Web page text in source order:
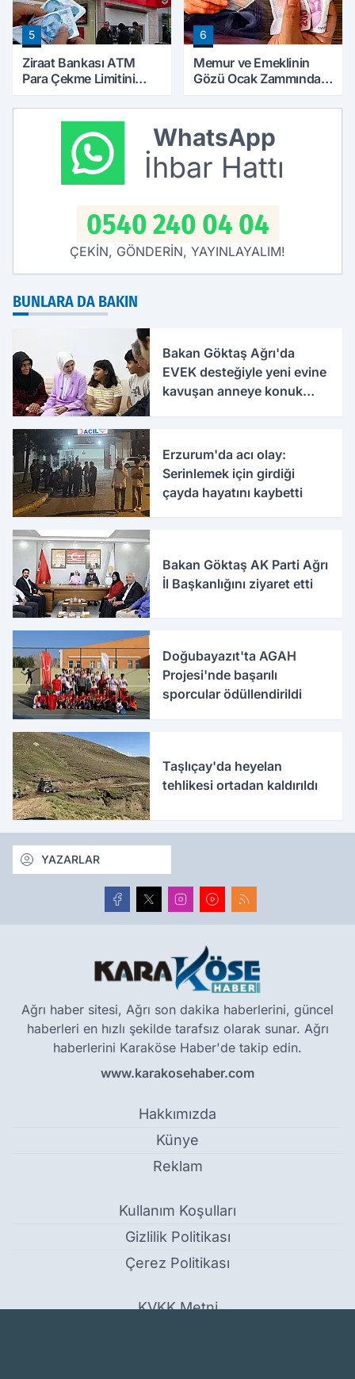
5
Ziraat Bankası ATM
Para Çekme Limitini
Limit 30 Bin TL Oldu
6
Memur ve Emeklinin
Gözü Ocak Zammında:
Olmaya Başladı
WhatsApp
İhbar Hattı
0540 240 04 04
ÇEKİN, GÖNDERİN, YAYINLAYALIM!
BUNLARA DA BAKIN
Bakan Göktaş Ağrı'da
EVEK desteğiyle yeni evine
kavuşan anneye konuk
Erzurum'da acı olay:
Serinlemek için girdiği
çayda hayatını kaybetti
Bakan Göktaş AK Parti Ağrı
İl Başkanlığını ziyaret etti
Doğubayazıt'ta AGAH
Projesi'nde başarılı
sporcular ödüllendirildi
Taşlıçay'da heyelan
tehlikesi ortadan kaldırıldı
YAZARLAR
Ağrı haber sitesi, Ağrı son dakika haberlerini, güncel
haberleri en hızlı şekilde tarafsız olarak sunar. Ağrı
haberlerini Karaköse Haber'de takip edin.
www.karakosehaber.com
Hakkımızda
Künye
Reklam
Kullanım Koşulları
Gizlilik Politikası
Çerez Politikası
KVKK Metni